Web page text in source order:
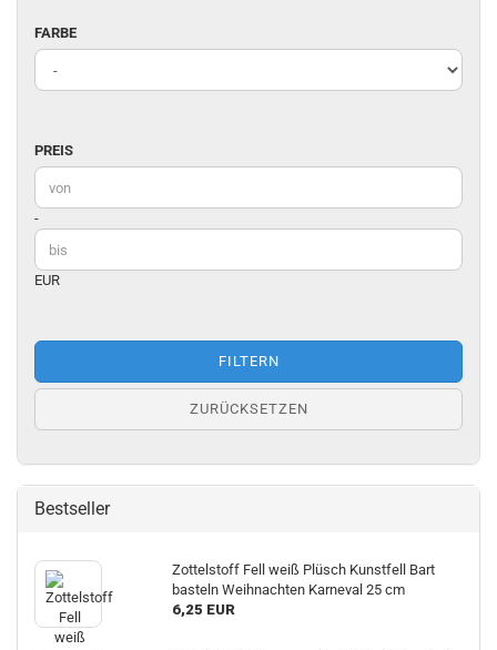
FARBE
FARBE
PREIS
PREIS
Preis bis
-
EUR
FILTERN
ZURÜCKSETZEN
Bestseller
Zottelstoff Fell weiß Plüsch Kunstfell Bart
basteln Weihnachten Karneval 25 cm
6,25 EUR